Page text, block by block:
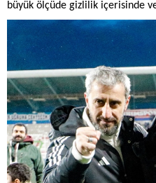
büyük ölçüde gizlilik içerisinde